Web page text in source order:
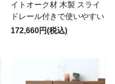
イトオーク材 木製 スライ
ドレール付きで使いやすい
172,660円(税込)